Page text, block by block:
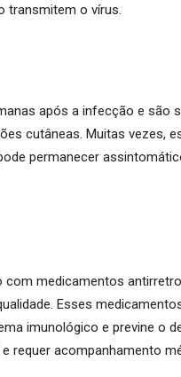
transmitem o vírus.
após a infecção e são
cutâneas. Muitas vezes,
permanecer
com medicamentos
Esses
imunológico e previne o
requer acompanhamento